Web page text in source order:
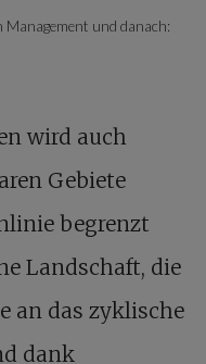
Management und danach:
wird auch
Gebiete
begrenzt
Landschaft, die
an das zyklische
dank